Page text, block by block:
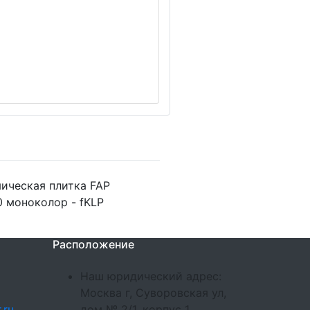
плитка FAP
моноколор - fKLP
Расположение
Наш юридический адрес:
Москва г, Суворовская ул,